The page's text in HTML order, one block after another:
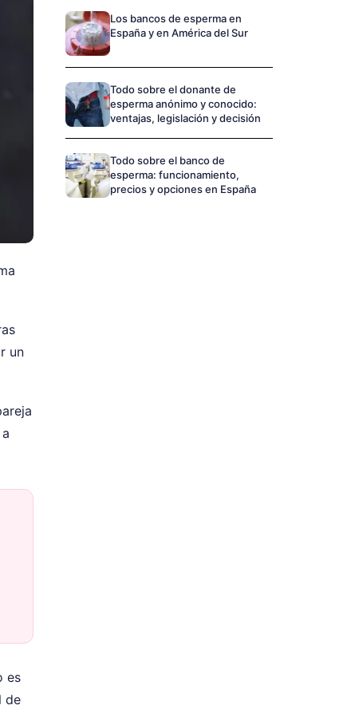
un
es
de
Los bancos de esperma en
España y en América del Sur
Todo sobre el donante de
esperma anónimo y conocido:
ventajas, legislación y decisión
Todo sobre el banco de
esperma: funcionamiento,
precios y opciones en España